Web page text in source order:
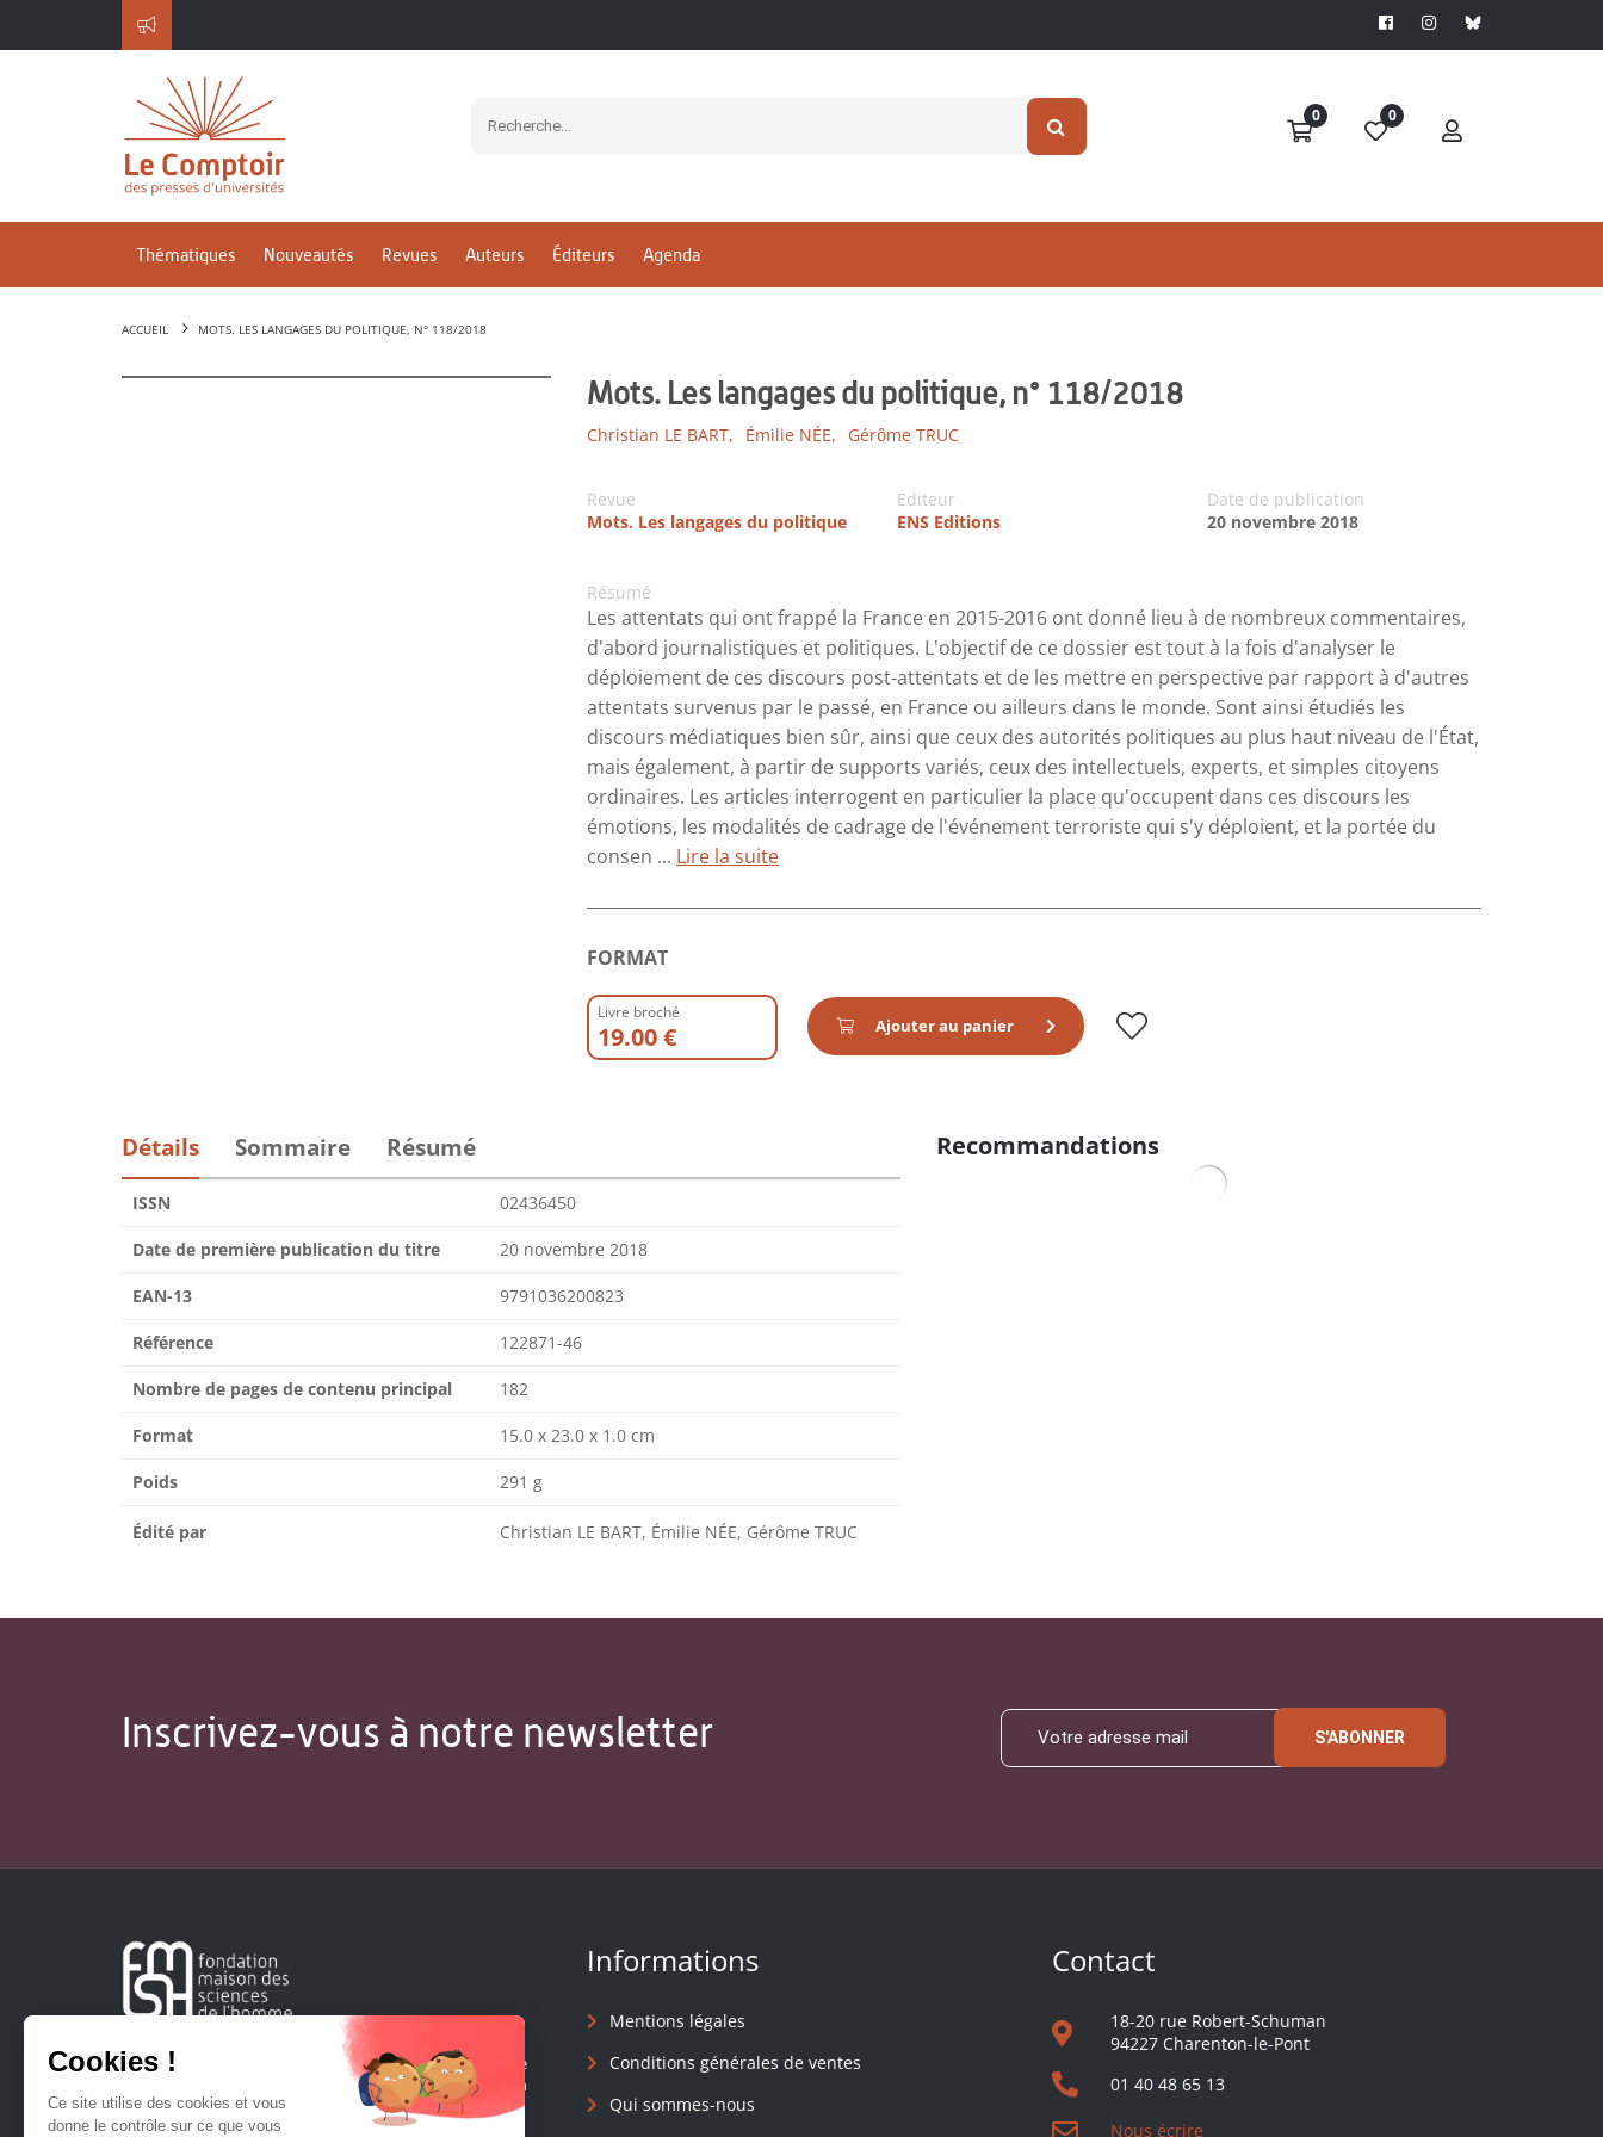
0 0
Thématiques Nouveautés Revues Auteurs Éditeurs Agenda
ACCUEIL MOTS. LES LANGAGES DU POLITIQUE, N° 118/2018
Mots. Les langages du politique, n° 118/2018
Christian LE BART, Émilie NÉE, Gérôme TRUC
Revue
Mots. Les langages du politique
Editeur
ENS Editions
Date de publication
20 novembre 2018
Résumé
Les attentats qui ont frappé la France en 2015-2016 ont donné lieu à de nombreux commentaires,
d'abord journalistiques et politiques. L'objectif de ce dossier est tout à la fois d'analyser le
déploiement de ces discours post-attentats et de les mettre en perspective par rapport à d'autres
attentats survenus par le passé, en France ou ailleurs dans le monde. Sont ainsi étudiés les
discours médiatiques bien sûr, ainsi que ceux des autorités politiques au plus haut niveau de l'État,
mais également, à partir de supports variés, ceux des intellectuels, experts, et simples citoyens
ordinaires. Les articles interrogent en particulier la place qu'occupent dans ces discours les
émotions, les modalités de cadrage de l'événement terroriste qui s'y déploient, et la portée du
consen ... Lire la suite
FORMAT
Livre broché
19.00 € Ajouter au panier
Détails Sommaire Résumé
ISSN 02436450
Date de première publication du titre 20 novembre 2018
EAN-13 9791036200823
Référence 122871-46
Nombre de pages de contenu principal 182
Format 15.0 x 23.0 x 1.0 cm
Poids 291 g
Édité par Christian LE BART, Émilie NÉE, Gérôme TRUC
Recommandations
Inscrivez-vous à notre newsletter S'ABONNER
Créée en 1963, la Fondation Maison Sciences de l'Homme
soutient la recherche et la diffusion des connaissances en
sciences humaines et sociales.
Informations
Mentions légales
Conditions générales de ventes
Qui sommes-nous
Contact
18-20 rue Robert-Schuman
94227 Charenton-le-Pont
01 40 48 65 13
Nous écrire